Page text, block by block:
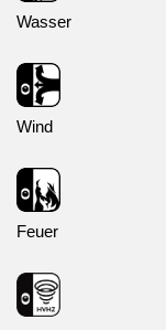
Wasser
Wind
Feuer